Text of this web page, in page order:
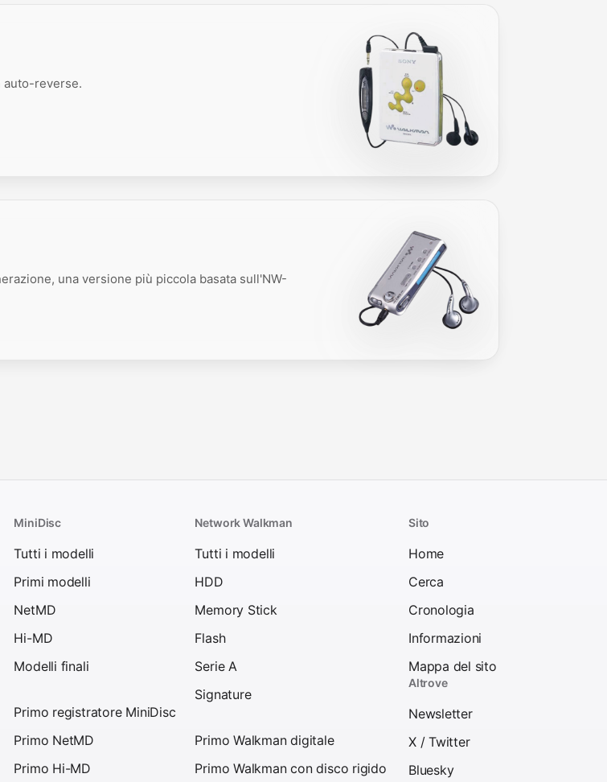
auto-reverse.
una versione più piccola basata sull'NW-
MiniDisc
Tutti i modelli
Primi modelli
NetMD
Hi-MD
Modelli finali
Primo registratore MiniDisc
Primo NetMD
Primo Hi-MD
Network Walkman
Tutti i modelli
HDD
Memory Stick
Flash
Serie A
Signature
Primo Walkman digitale
Primo Walkman con disco rigido
Sito
Home
Cerca
Cronologia
Informazioni
Mappa del sito
Altrove
Newsletter
X / Twitter
Bluesky